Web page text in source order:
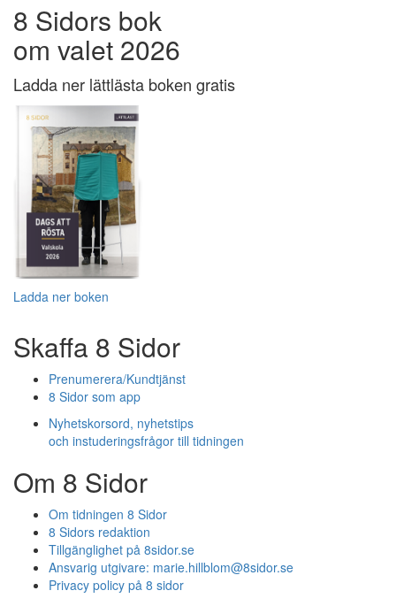
8 Sidors bok
om valet 2026
Ladda ner lättlästa boken gratis
Ladda ner boken
Skaffa 8 Sidor
Prenumerera/Kundtjänst
8 Sidor som app
Nyhetskorsord, nyhetstips
och instuderingsfrågor till tidningen
Om 8 Sidor
Om tidningen 8 Sidor
8 Sidors redaktion
Tillgänglighet på 8sidor.se
Ansvarig utgivare: marie.hillblom@8sidor.se
Privacy policy på 8 sidor